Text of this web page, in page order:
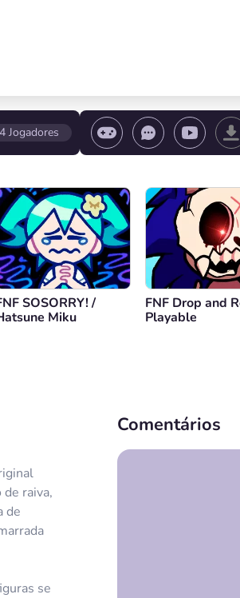
Jogadores
um nível Controle de volume
SOSORRY! /
Miku
FNF Drop and
Playable
raiva,
de
se
Comentários